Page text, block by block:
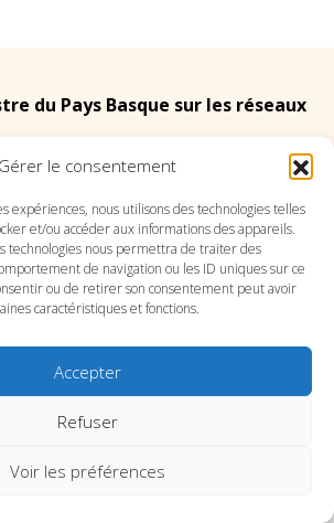
Gérer le consentement
expériences, nous utilisons des technologies telles
et/ou accéder aux informations des appareils.
technologies nous permettra de traiter des
de navigation ou les ID uniques sur ce
ou de retirer son consentement peut avoir
caractéristiques et fonctions.
Accepter
Refuser
Voir les préférences
du Pays Basque sur les réseaux
du Pays Basque sur les
réseaux
SITE DU CONSERVATOIRE
LÉGALES